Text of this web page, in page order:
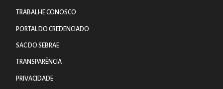
TRABALHE CONOSCO
PORTAL DO CREDENCIADO
SAC DO SEBRAE
TRANSPARÊNCIA
PRIVACIDADE